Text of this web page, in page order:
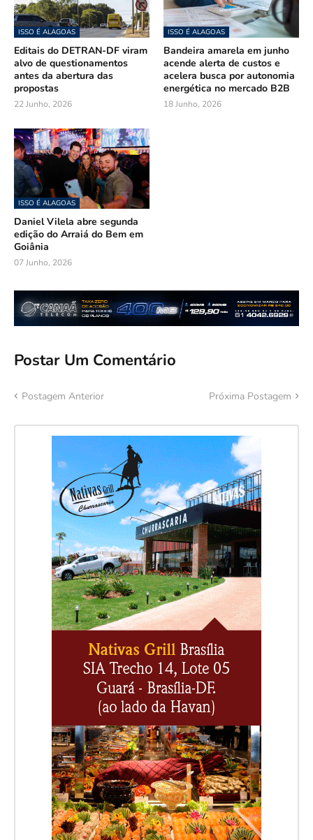
ISSO É ALAGOAS
Editais do DETRAN-DF viram
alvo de questionamentos
antes da abertura das
propostas
22 Junho, 2026
ISSO É ALAGOAS
Bandeira amarela em junho
acende alerta de custos e
acelera busca por autonomia
energética no mercado B2B
18 Junho, 2026
ISSO É ALAGOAS
Daniel Vilela abre segunda
edição do Arraiá do Bem em
Goiânia
07 Junho, 2026
Postar Um Comentário
Postagem Anterior Próxima Postagem